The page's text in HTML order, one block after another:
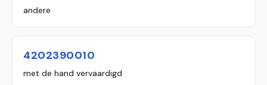
andere
4202390010
met de hand vervaardigd